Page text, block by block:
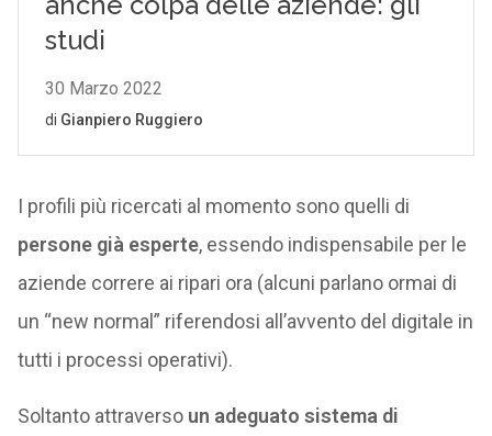
I profili più ricercati al momento sono quelli di
persone già esperte, essendo indispensabile per le
aziende correre ai ripari ora (alcuni parlano ormai di
un “new normal” riferendosi all’avvento del digitale in
tutti i processi operativi).
Soltanto attraverso un adeguato sistema di